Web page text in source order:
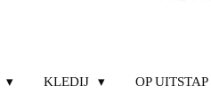
KLEDIJ OP UITSTAP